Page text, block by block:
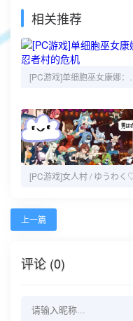
相关推荐
上一篇
评论 (0)